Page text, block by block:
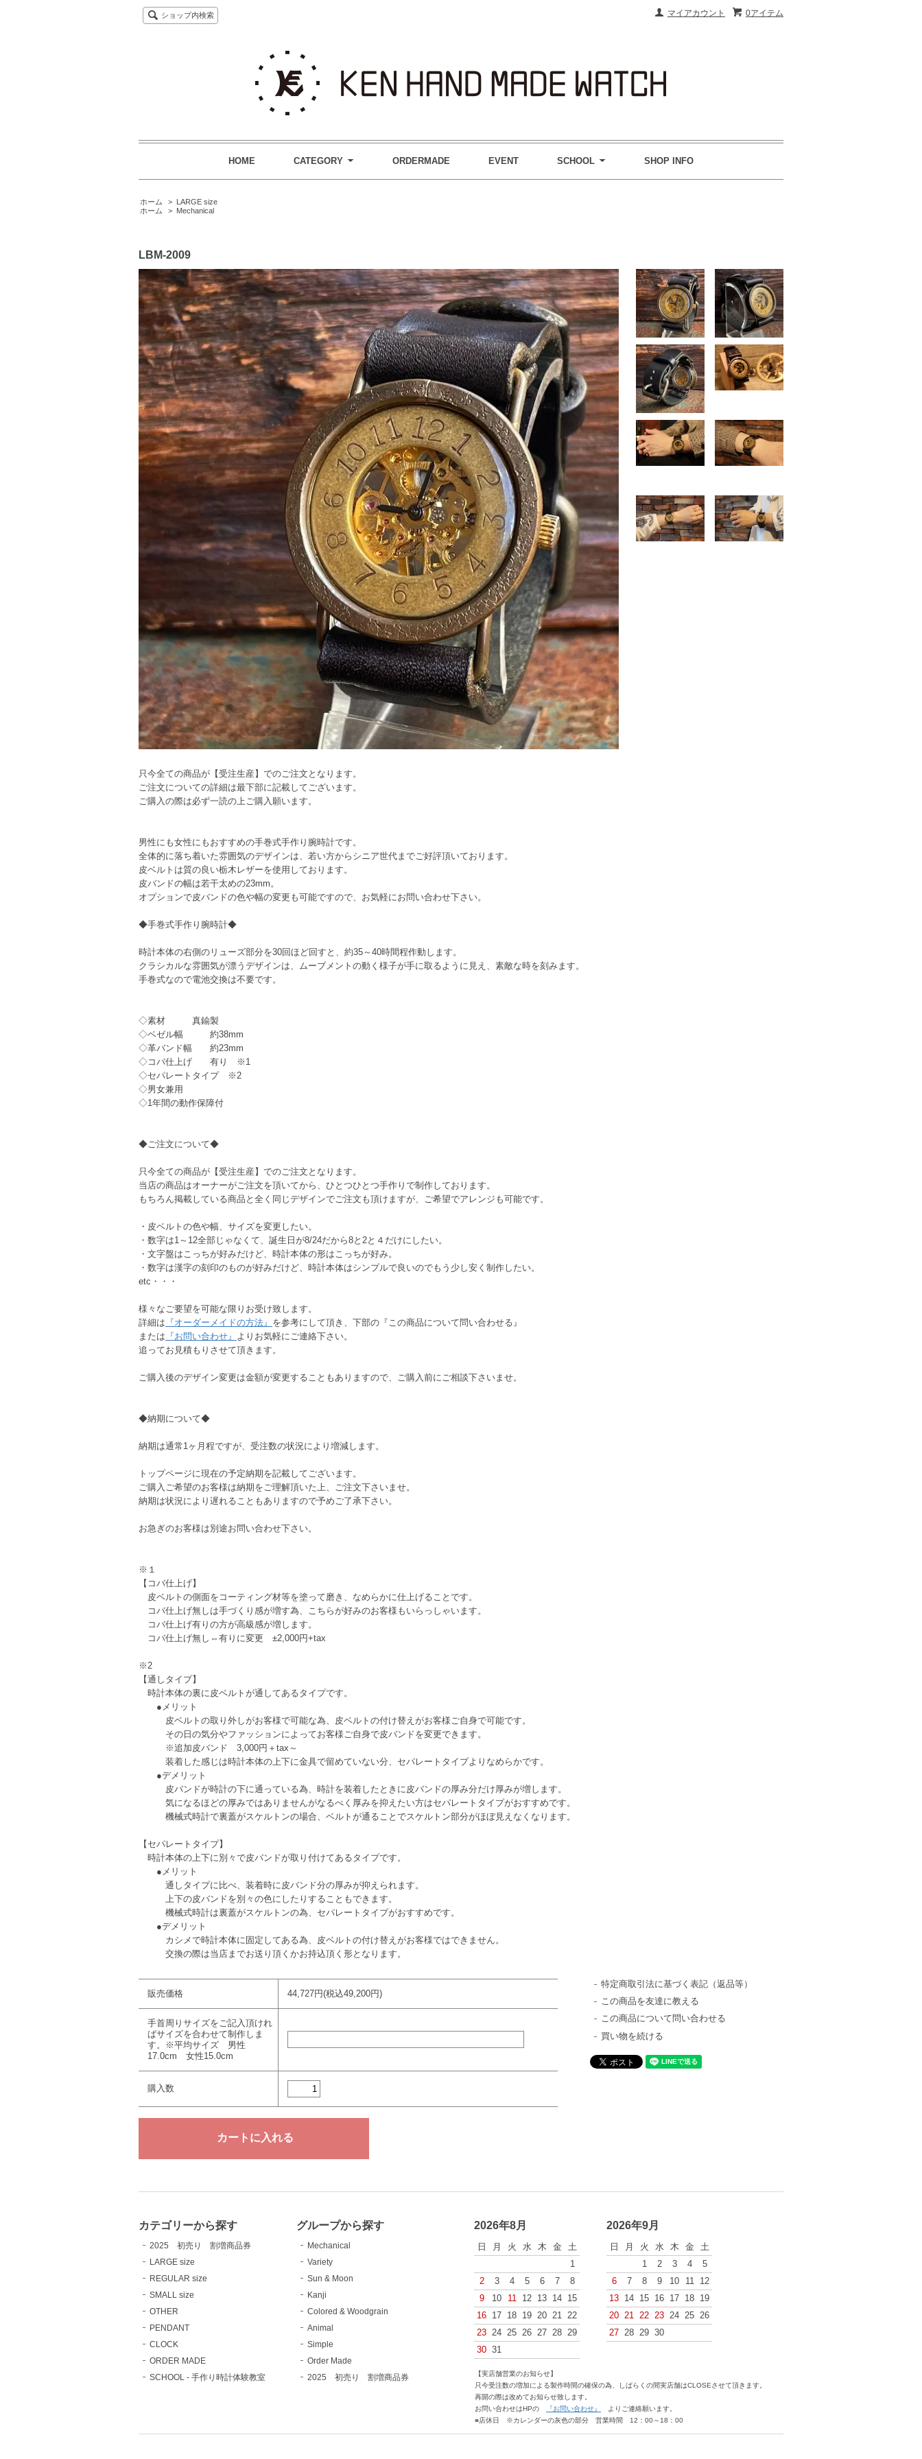
0アイテム
マイアカウント
ショップ内検索
HOME CATEGORY ORDERMADE EVENT SCHOOL SHOP INFO
ホーム > LARGE size
ホーム
> Mechanical
LBM-2009
只今全ての商品が【受注生産】でのご注文となります。
ご注文についての詳細は最下部に記載してございます。
ご購入の際は必ず一読の上ご購入願います。
男性にも女性にもおすすめの手巻式手作り腕時計です。
全体的に落ち着いた雰囲気のデザインは、若い方からシニア世代までご好評頂いております。
皮ベルトは質の良い栃木レザーを使用しております。
皮バンドの幅は若干太めの23mm。
オプションで皮バンドの色や幅の変更も可能ですので、お気軽にお問い合わせ下さい。
◆手巻式手作り腕時計◆
時計本体の右側のリューズ部分を30回ほど回すと、約35～40時間程作動します。
クラシカルな雰囲気が漂うデザインは、ムーブメントの動く様子が手に取るように見え、素敵な時を刻みます。
手巻式なので電池交換は不要です。
◇素材 真鍮製
◇ベゼル幅 約38mm
◇革バンド幅 約23mm
◇コバ仕上げ 有り ※1
◇セパレートタイプ ※2
◇男女兼用
◇1年間の動作保障付
◆ご注文について◆
只今全ての商品が【受注生産】でのご注文となります。
当店の商品はオーナーがご注文を頂いてから、ひとつひとつ手作りで制作しております。
もちろん掲載している商品と全く同じデザインでご注文も頂けますが、ご希望でアレンジも可能です。
・皮ベルトの色や幅、サイズを変更したい。
・数字は1～12全部じゃなくて、誕生日が8/24だから8と2と４だけにしたい。
・文字盤はこっちが好みだけど、時計本体の形はこっちが好み。
・数字は漢字の刻印のものが好みだけど、時計本体はシンプルで良いのでもう少し安く制作したい。
etc・・・
様々なご要望を可能な限りお受け致します。
詳細は 『オーダーメイドの方法』 を参考にして頂き、下部の『この商品について問い合わせる』
または 『お問い合わせ』 よりお気軽にご連絡下さい。
追ってお見積もりさせて頂きます。
ご購入後のデザイン変更は金額が変更することもありますので、ご購入前にご相談下さいませ。
◆納期について◆
納期は通常1ヶ月程ですが、受注数の状況により増減します。
トップページに現在の予定納期を記載してございます。
ご購入ご希望のお客様は納期をご理解頂いた上、ご注文下さいませ。
納期は状況により遅れることもありますので予めご了承下さい。
お急ぎのお客様は別途お問い合わせ下さい。
※１
【コバ仕上げ】
皮ベルトの側面をコーティング材等を塗って磨き、なめらかに仕上げることです。
コバ仕上げ無しは手づくり感が増す為、こちらが好みのお客様もいらっしゃいます。
コバ仕上げ有りの方が高級感が増します。
コバ仕上げ無し⇔有りに変更 ±2,000円+tax
※2
【通しタイプ】
時計本体の裏に皮ベルトが通してあるタイプです。
●メリット
皮ベルトの取り外しがお客様で可能な為、皮ベルトの付け替えがお客様ご自身で可能です。
その日の気分やファッションによってお客様ご自身で皮バンドを変更できます。
※追加皮バンド 3,000円＋tax～
装着した感じは時計本体の上下に金具で留めていない分、セパレートタイプよりなめらかです。
●デメリット
皮バンドが時計の下に通っている為、時計を装着したときに皮バンドの厚み分だけ厚みが増します。
気になるほどの厚みではありませんがなるべく厚みを抑えたい方はセパレートタイプがおすすめです。
機械式時計で裏蓋がスケルトンの場合、ベルトが通ることでスケルトン部分がほぼ見えなくなります。
【セパレートタイプ】
時計本体の上下に別々で皮バンドが取り付けてあるタイプです。
●メリット
通しタイプに比べ、装着時に皮バンド分の厚みが抑えられます。
上下の皮バンドを別々の色にしたりすることもできます。
機械式時計は裏蓋がスケルトンの為、セパレートタイプがおすすめです。
●デメリット
カシメで時計本体に固定してある為、皮ベルトの付け替えがお客様ではできません。
交換の際は当店までお送り頂くかお持込頂く形となります。
販売価格 44,727円(税込49,200円)
手首周りサイズをご記入頂けれ
ばサイズを合わせて制作しま
す。※平均サイズ 男性
17.0cm 女性15.0cm
購入数
特定商取引法に基づく表記（返品等）
この商品を友達に教える
この商品について問い合わせる
買い物を続ける
カテゴリーから探す
2025 初売り 割増商品券
LARGE size
REGULAR size
SMALL size
OTHER
PENDANT
CLOCK
ORDER MADE
SCHOOL - 手作り時計体験教室
2026年8月
日 月 火 水 木 金
土
1
2
3 4 5 6 7
8
9
10 11 12 13 14 15
16 17 18 19 20 21
22
23 24 25 26 27 28 29
30 31
2026年9月
日 月 火 水 木 金
土
1
2 3 4
5
6
7 8 9 10 11
12
13 14 15 16 17 18 19
20 21 22 23 24 25 26
27 28 29 30
【実店舗営業のお知らせ】
只今受注数の増加による製作時間の確保の為、しばらくの間実店舗はCLOSEさせて頂きます。
再開の際は改めてお知らせ致します。
お問い合わせはHPの
『お問い合わせ』
よりご連絡願います。
■店休日 ※カレンダーの灰色の部分 営業時間 12：00～18：00
グループから探す
Mechanical
Variety
Sun & Moon
Kanji
Colored & Woodgrain
Animal
Simple
Order Made
2025 初売り 割増商品券